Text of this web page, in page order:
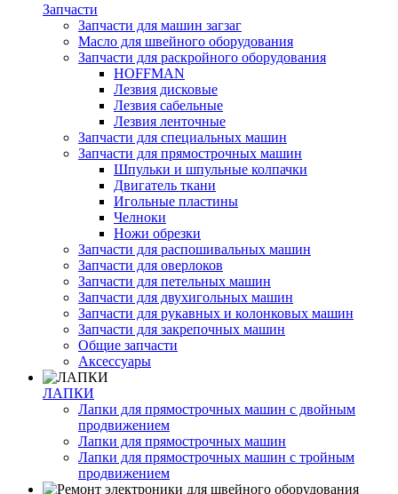
Запчасти
Запчасти для машин загзаг
Масло для швейного оборудования
Запчасти для раскройного оборудования
HOFFMAN
Лезвия дисковые
Лезвия сабельные
Лезвия ленточные
Запчасти для специальных машин
Запчасти для прямострочных машин
Шпульки и шпульные колпачки
Двигатель ткани
Игольные пластины
Челноки
Ножи обрезки
Запчасти для распошивальных машин
Запчасти для оверлоков
Запчасти для петельных машин
Запчасти для двухигольных машин
Запчасти для рукавных и колонковых машин
Запчасти для закрепочных машин
Общие запчасти
Аксессуары
ЛАПКИ
Лапки для прямострочных машин с двойным
продвижением
Лапки для прямострочных машин
Лапки для прямострочных машин с тройным
продвижением